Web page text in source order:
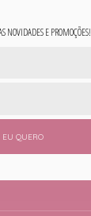
NOVIDADES E PROMOÇÕES!
EU QUERO